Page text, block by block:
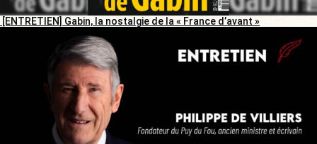
[ENTRETIEN] Gabin, la nostalgie de la « France d’avant »